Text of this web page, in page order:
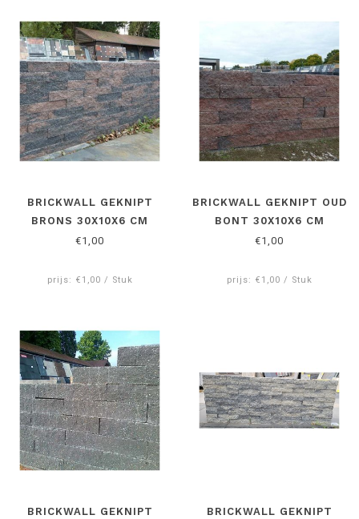
BRICKWALL GEKNIPT
BRONS 30X10X6 CM
€1,00
prijs: €1,00 / Stuk
BRICKWALL GEKNIPT OUD
BONT 30X10X6 CM
€1,00
prijs: €1,00 / Stuk
BRICKWALL GEKNIPT
BRICKWALL GEKNIPT